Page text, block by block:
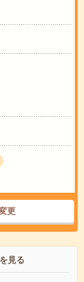
更
見る